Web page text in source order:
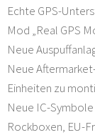
Echte GPS-
Mod „Real GPS
Neue
Neue
Einheiten zu
Neue IC-
Rockboxen, EU-